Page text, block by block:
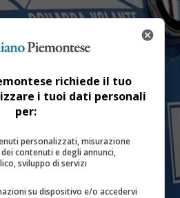
richiede il tuo
i tuoi dati personali
per:
personalizzati, misurazione
contenuti e degli annunci,
sviluppo di servizi
su dispositivo e/o accedervi